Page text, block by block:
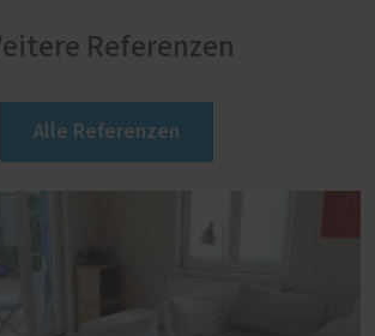
Referenzen
Alle Referenzen